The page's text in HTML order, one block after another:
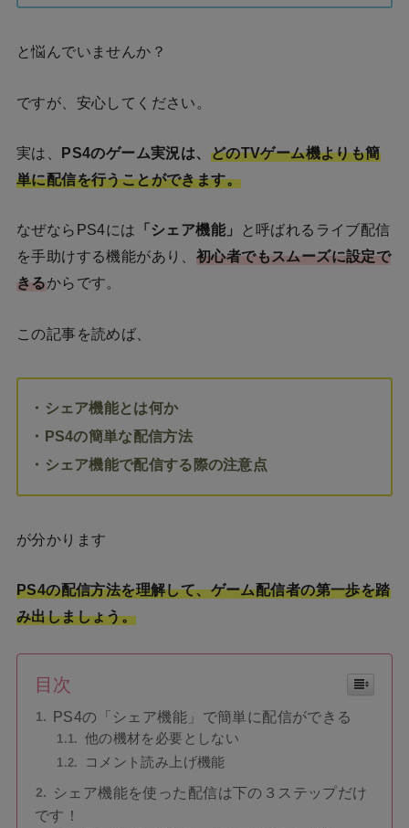
と悩んでいませんか？
ですが、安心してください。
実は、 PS4のゲーム実況は、 どのTVゲーム機よりも簡
単に配信を行うことができます。
なぜならPS4には 「シェア機能」
と呼ばれるライブ配信
を手助けする機能があり、 初心者でもスムーズに設定で
きるからです。
この記事を読めば、
・シェア機能とは何か
・PS4の簡単な配信方法
・シェア機能で配信する際の注意点
が分かります
PS4の配信方法を理解して、ゲーム配信者の第一歩を踏
み出しましょう。
目次
PS4の「シェア機能」で簡単に配信ができる
他の機材を必要としない
コメント読み上げ機能
シェア機能を使った配信は下の３ステップだけ
です！